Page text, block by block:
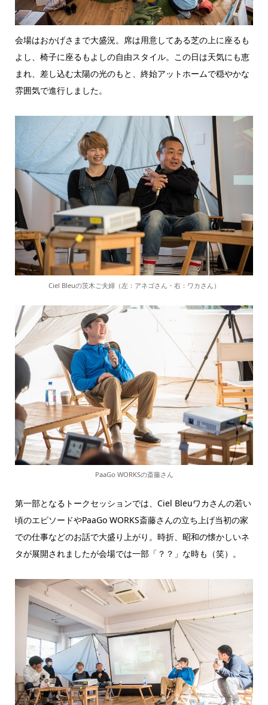
会場はおかげさまで大盛況。席は用意してある芝の上に座るも
よし、椅子に座るもよしの自由スタイル。この日は天気にも恵
まれ、差し込む太陽の光のもと、終始アットホームで穏やかな
雰囲気で進行しました。
Ciel Bleuの茨木ご夫婦（左：アネゴさん・右：ワカさん）
PaaGo WORKSの斎藤さん
第一部となるトークセッションでは、Ciel Bleuワカさんの若い
頃のエピソードやPaaGo WORKS斎藤さんの立ち上げ当初の家
での仕事などのお話で大盛り上がり。時折、昭和の懐かしいネ
タが展開されましたが会場では一部「？？」な時も（笑）。